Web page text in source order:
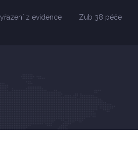
z evidence Zub 38 péče